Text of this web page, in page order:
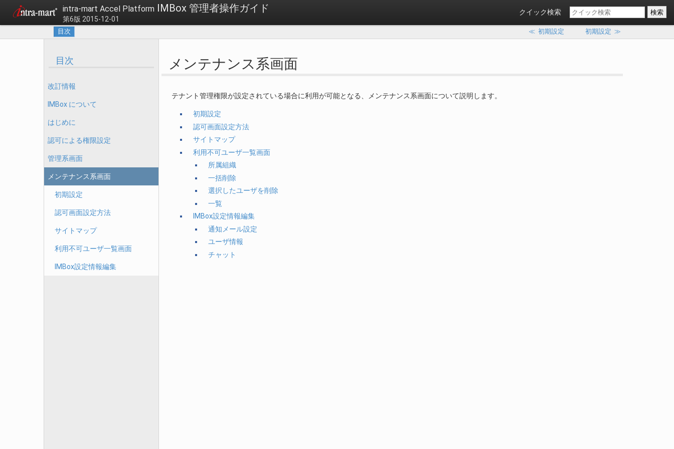
intra-mart Accel Platform IMBox 管理者操作ガイド
第6版 2015-12-01
クイック検索
目次 ≪ 初期設定 初期設定 ≫
目次
改訂情報
IMBox について
はじめに
認可による権限設定
管理系画面
メンテナンス系画面
初期設定
認可画面設定方法
サイトマップ
利用不可ユーザ一覧画面
IMBox設定情報編集
メンテナンス系画面
テナント管理権限が設定されている場合に利用が可能となる、メンテナンス系画面について説明します。
初期設定
認可画面設定方法
サイトマップ
利用不可ユーザ一覧画面
所属組織
一括削除
選択したユーザを削除
一覧
IMBox設定情報編集
通知メール設定
ユーザ情報
チャット